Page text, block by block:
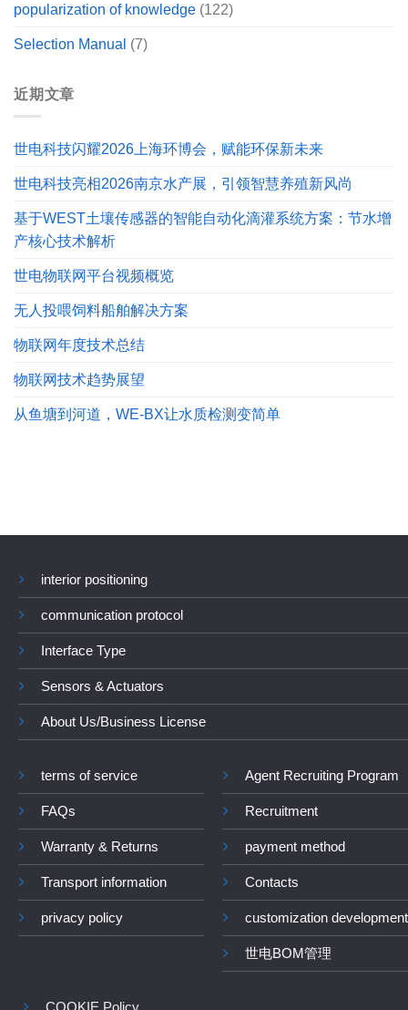
popularization of knowledge (122)
Selection Manual (7)
近期文章
世电科技闪耀2026上海环博会，赋能环保新未来
世电科技亮相2026南京水产展，引领智慧养殖新风尚
基于WEST土壤传感器的智能自动化滴灌系统方案：节水增
产核心技术解析
世电物联网平台视频概览
无人投喂饲料船舶解决方案
物联网年度技术总结
物联网技术趋势展望
从鱼塘到河道，WE-BX让水质检测变简单
interior positioning
communication protocol
Interface Type
Sensors & Actuators
About Us/Business License
terms of service
FAQs
Warranty & Returns
Transport information
privacy policy
Agent Recruiting Program
Recruitment
payment method
Contacts
customization development
世电BOM管理